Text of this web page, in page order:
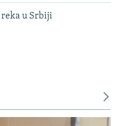
reka u Srbiji